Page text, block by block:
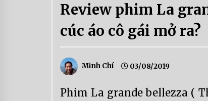
Review phim La
cúc áo cô gái mở ra?
Minh Chí 03/08/2019
Phim La grande bellezza (